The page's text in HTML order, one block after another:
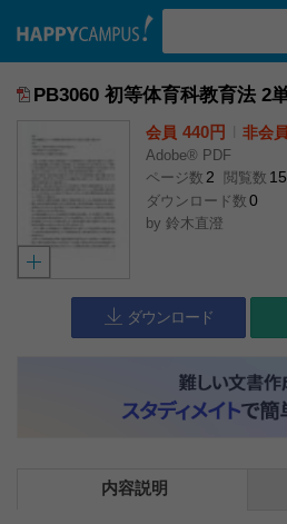
PB3060 初等体育科教育法 2
会員 440円 非会員
Adobe® PDF
ページ数 2 閲覧数
ダウンロード数 0
by 鈴木直澄
ダウンロード
内容説明